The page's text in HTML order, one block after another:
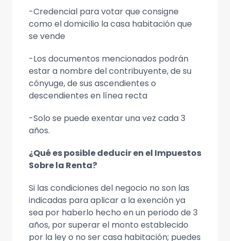
-Credencial para votar que consigne
como el domicilio la casa habitación que
se vende
-Los documentos mencionados podrán
estar a nombre del contribuyente, de su
cónyuge, de sus ascendientes o
descendientes en línea recta
-Solo se puede exentar una vez cada 3
años.
¿Qué es posible deducir en el Impuestos
Sobre la Renta?
Si las condiciones del negocio no son las
indicadas para aplicar a la exención ya
sea por haberlo hecho en un periodo de 3
años, por superar el monto establecido
por la ley o no ser casa habitación; puedes